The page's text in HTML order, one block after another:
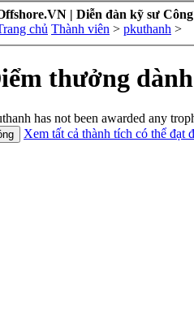
| Diễn đàn kỹ sư
chủ Thành viên > pkuthanh >
thưởng
has not been awarded any
Xem tất cả thành tích có thể đạt